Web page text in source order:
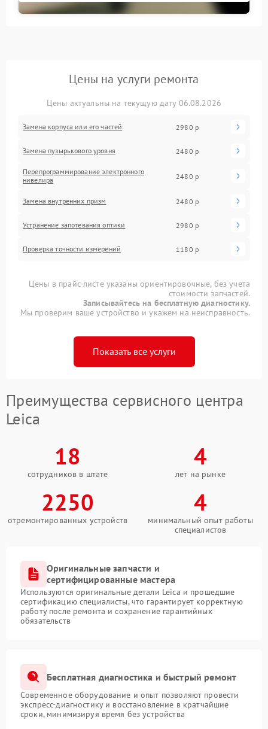
Цены на услуги ремонта
Цены актуальны на текущую дату 06.08.2026
Замена корпуса или его частей 2980 р
Замена пузырькового уровня 2480 р
Перепрограммирование электронного
нивелира
2480 р
Замена внутренних призм 2480 р
Устранение запотевания оптики 2980 р
Проверка точности измерений 1180 р
Цены в прайс-листе указаны ориентировочные, без учета
стоимости запчастей.
Записывайтесь на бесплатную диагностику.
Мы проверим ваше устройство и укажем на неисправность.
Показать все услуги
Преимущества сервисного центра
Leica
18
сотрудников в штате
4
лет на рынке
2250
отремонтированных устройств
4
минимальный опыт работы
специалистов
Оригинальные запчасти и
сертифицированные мастера
Используются оригинальные детали Leica и прошедшие
сертификацию специалисты, что гарантирует корректную
работу после ремонта и сохранение гарантийных
обязательств
Бесплатная диагностика и быстрый ремонт
Современное оборудование и опыт позволяют провести
экспресс-диагностику и восстановление в кратчайшие
сроки, минимизируя время без устройства